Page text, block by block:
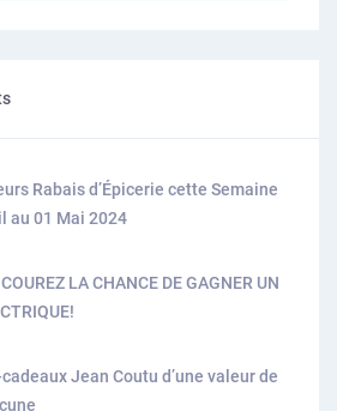
Rabais d’Épicerie cette Semaine
au 01 Mai 2024
LA CHANCE DE GAGNER UN
Jean Coutu d’une valeur de